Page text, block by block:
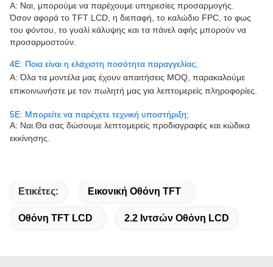
Α: Ναι, μπορούμε να παρέχουμε υπηρεσίες προσαρμογής.
Όσον αφορά το TFT LCD, η διεπαφή, το καλώδιο FPC, το φως
του φόντου, το γυαλί κάλυψης και τα πάνελ αφής μπορούν να
προσαρμοστούν.
4Ε: Ποια είναι η ελάχιστη ποσότητα παραγγελίας;
Α: Όλα τα μοντέλα μας έχουν απαιτήσεις MOQ, παρακαλούμε
επικοινωνήστε με τον πωλητή μας για λεπτομερείς πληροφορίες.
5Ε: Μπορείτε να παρέχετε τεχνική υποστήριξη;
Α: Ναι. Θα σας δώσουμε λεπτομερείς προδιαγραφές και κώδικα
εκκίνησης.
Ετικέτες: Εικονική Οθόνη TFT
Οθόνη TFT LCD 2.2 Ιντσών Οθόνη LCD